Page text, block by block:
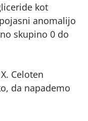
kot
anomalijo
skupino 0 do
Celoten
da napademo